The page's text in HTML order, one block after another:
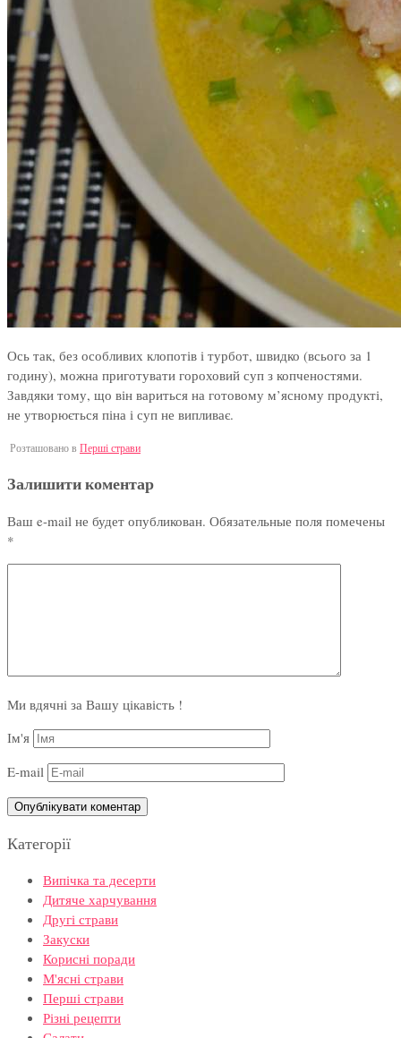
Ось так, без особливих клопотів і турбот, швидко (всього за 1
годину), можна приготувати гороховий суп з копченостями.
Завдяки тому, що він вариться на готовому м’ясному продукті,
не утворюється піна і суп не випливає.
Розташовано в Перші страви
Залишити коментар
Ваш e-mail не будет опубликован. Обязательные поля помечены
*
Ми вдячні за Вашу цікавість !
Ім'я
E-mail
Категорії
Випічка та десерти
Дитяче харчування
Другі страви
Закуски
Корисні поради
М'ясні страви
Перші страви
Різні рецепти